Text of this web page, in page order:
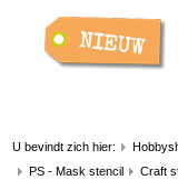
U bevindt zich hier:
PS - Mask stencil
Craft